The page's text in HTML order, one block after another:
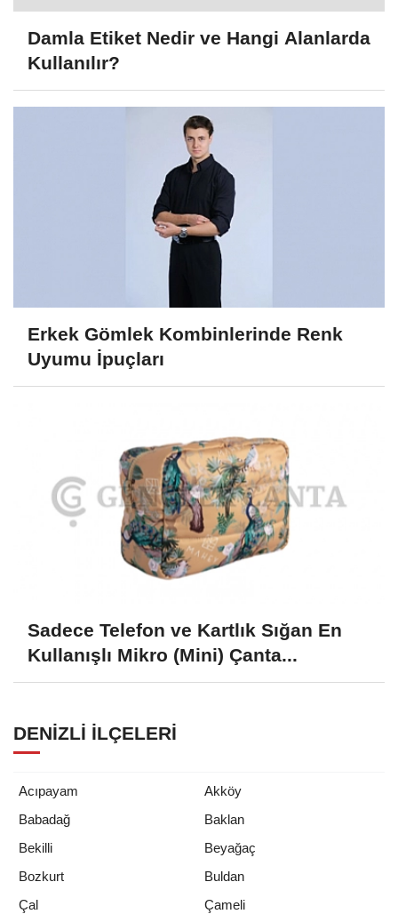
Damla Etiket Nedir ve Hangi Alanlarda
Kullanılır?
Erkek Gömlek Kombinlerinde Renk
Uyumu İpuçları
Sadece Telefon ve Kartlık Sığan En
Kullanışlı Mikro (Mini) Çanta...
DENIZLI İLÇELERI
Acıpayam
Akköy
Babadağ
Baklan
Bekilli
Beyağaç
Bozkurt
Buldan
Çal
Çameli